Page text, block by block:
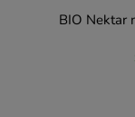
BIO Nektar